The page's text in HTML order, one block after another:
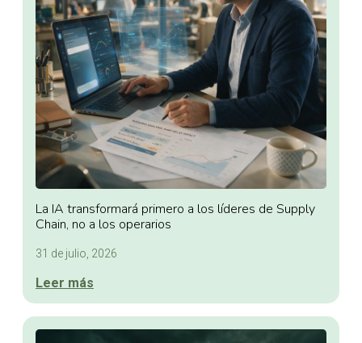
La IA transformará primero a los líderes de Supply
Chain, no a los operarios
31 de julio, 2026
Leer más